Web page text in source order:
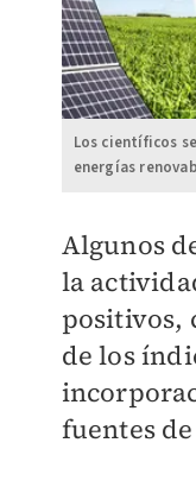
Los científicos
energías
Algunos
la
positivos,
de los
fuentes